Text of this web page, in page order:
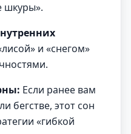
шкуры».
и «снегом»
Если ранее вам
бегстве, этот сон
«гибкой